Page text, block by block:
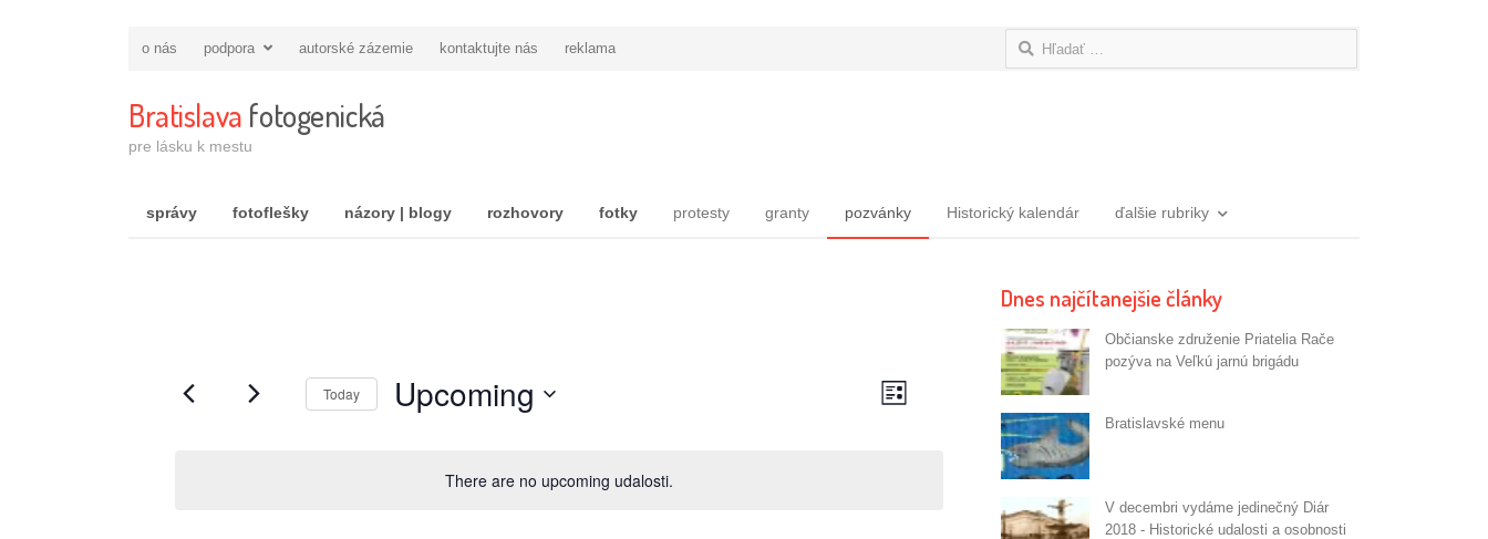
o nás podpora autorské zázemie kontaktujte nás reklama Hľadať:
Bratislava fotogenická
pre lásku k mestu
správy fotoflešky názory | blogy rozhovory fotky protesty granty pozvánky Historický kalendár ďalšie rubriky
There are no upcoming udalosti.
Zobrazenie
Udalosť
List
Today Upcoming
Dnes najčítanejšie články
Občianske združenie Priatelia Rače
pozýva na Veľkú jarnú brigádu
Bratislavské menu
V decembri vydáme jedinečný Diár
2018 - Historické udalosti a osobnosti